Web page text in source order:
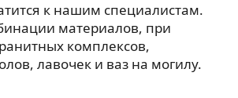
к нашим специалистам.
материалов, при
комплексов,
лавочек и ваз на могилу.